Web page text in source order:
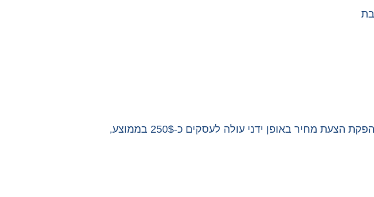
האתגרים הללו משפיעים ישירות על שורת הרווח. מחקר של Aberdeen Group מצא שהפקת הצעת מחיר באופן ידני עולה לעסקים כ-250$ בממוצע,